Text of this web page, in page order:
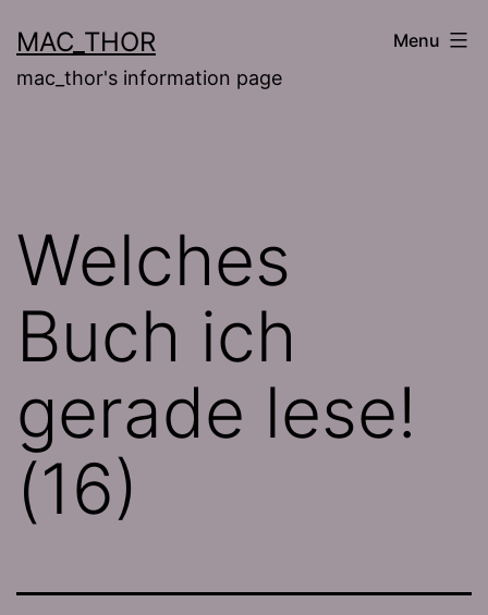
to
content
MAC_THOR
mac_thor's information page
Menu
Welches
Buch ich
gerade lese!
(16)